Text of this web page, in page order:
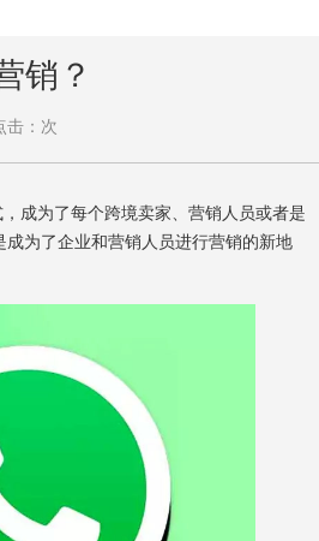
销？
击： 次
成为了每个跨境卖家、营销人员或者是
为了企业和营销人员进行营销的新地